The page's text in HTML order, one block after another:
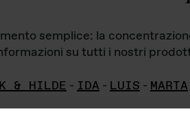
semplice: la
su tutti i nostri
& HILDE - IDA - LUIS - MARTA